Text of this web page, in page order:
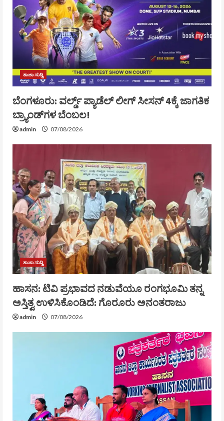
ತಾಜಾ ಸುದ್ದಿ
ಬೆಂಗಳೂರು: ವರ್ಲ್ಡ್ ಪ್ಯಾಡೆಲ್ ಲೀಗ್ ಸೀಸನ್ 4ಕ್ಕೆ ಜಾಗತಿಕ
ಬ್ರ್ಯಾಂಡ್‌ಗಳ ಬೆಂಬಲ!
admin 07/08/2026
ತಾಜಾ ಸುದ್ದಿ
ಹಾಸನ: ಟಿವಿ ಪ್ರಭಾವದ ನಡುವೆಯೂ ರಂಗಭೂಮಿ ತನ್ನ
ಅಸ್ತಿತ್ವ ಉಳಿಸಿಕೊಂಡಿದೆ: ಗೊರೂರು ಅನಂತರಾಜು
admin 07/08/2026